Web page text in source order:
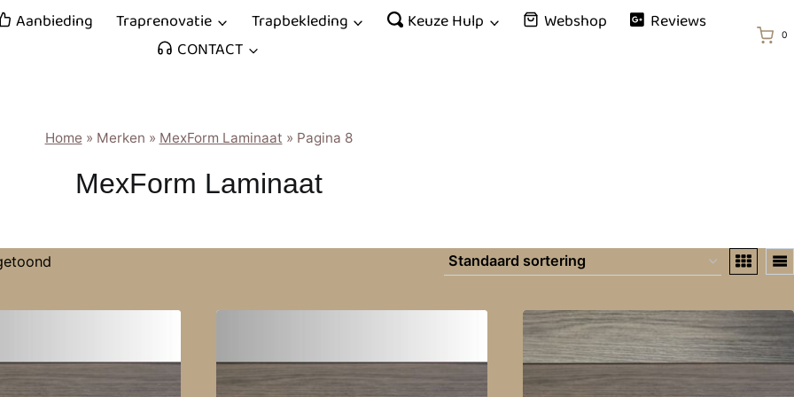
Aanbieding Traprenovatie Trapbekleding Keuze Hulp Webshop
Reviews
CONTACT
0
Home » Merken » MexForm Laminaat » Pagina 8
MexForm Laminaat